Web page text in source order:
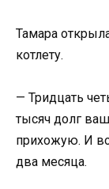
Тамара
котлету.
— Тридцать
тысяч долг
прихожую. И
два месяца.